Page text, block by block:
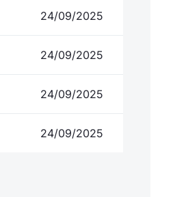
24/09/2025
24/09/2025
24/09/2025
24/09/2025